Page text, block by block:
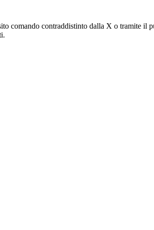
comando contraddistinto dalla X o tramite il